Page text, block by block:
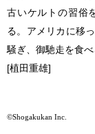
古いケルトの習俗
る。アメリカに移
騒ぎ、御馳走を食
[植田重雄]
©Shogakukan Inc.